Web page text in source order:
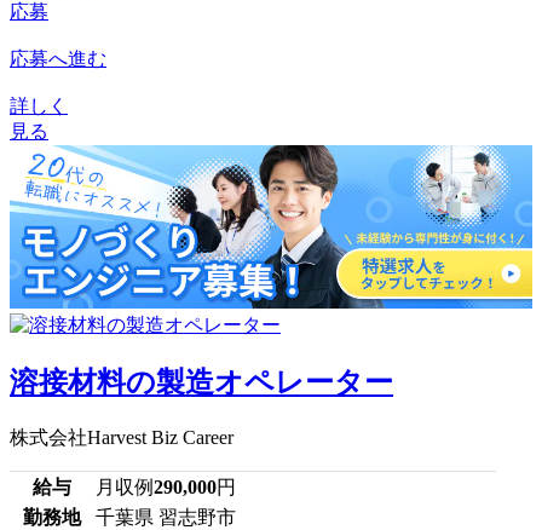
応募
応募へ進む
詳しく
見る
溶接材料の製造オペレーター
株式会社Harvest Biz Career
給与 月収例290,000円
勤務地
千葉県 習志野市